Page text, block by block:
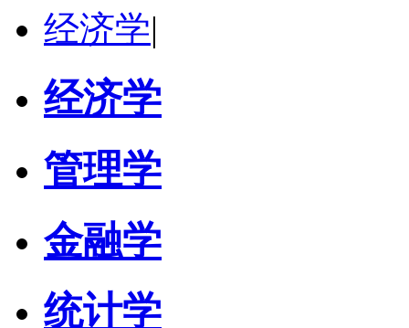
经济学|
经济学
管理学
金融学
统计学